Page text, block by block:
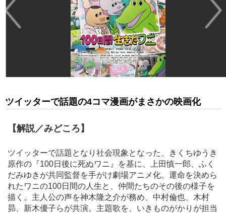
ツイッターで話題の4コマ漫画がまさかの映画化
【解説／みどころ】
ツイッターで話題となり社会現象となった、きくちゆうき
原作の『100日後に死ぬワニ』を基に、上田慎一郎、ふく
だみゆきが共同監督を手がけ劇場アニメ化。運命を決めら
れたワニの100日間の人生と、仲間たちのその後の様子を
描く。主人公の声を神木隆之介が務め、中村倫也、木村
昴、新木優子らが共演。主題歌を、いきものがかりが担当